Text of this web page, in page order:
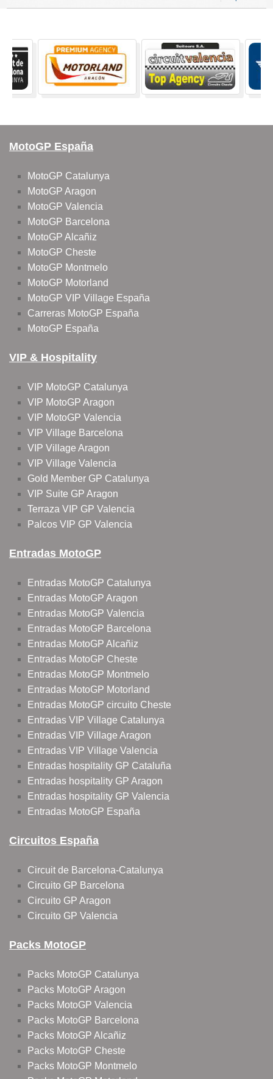
MotoGP España
MotoGP Catalunya
MotoGP Aragon
MotoGP Valencia
MotoGP Barcelona
MotoGP Alcañiz
MotoGP Cheste
MotoGP Montmelo
MotoGP Motorland
MotoGP VIP Village España
Carreras MotoGP España
MotoGP España
VIP & Hospitality
VIP MotoGP Catalunya
VIP MotoGP Aragon
VIP MotoGP Valencia
VIP Village Barcelona
VIP Village Aragon
VIP Village Valencia
Gold Member GP Catalunya
VIP Suite GP Aragon
Terraza VIP GP Valencia
Palcos VIP GP Valencia
Entradas MotoGP
Entradas MotoGP Catalunya
Entradas MotoGP Aragon
Entradas MotoGP Valencia
Entradas MotoGP Barcelona
Entradas MotoGP Alcañiz
Entradas MotoGP Cheste
Entradas MotoGP Montmelo
Entradas MotoGP Motorland
Entradas MotoGP circuito Cheste
Entradas VIP Village Catalunya
Entradas VIP Village Aragon
Entradas VIP Village Valencia
Entradas hospitality GP Cataluña
Entradas hospitality GP Aragon
Entradas hospitality GP Valencia
Entradas MotoGP España
Circuitos España
Circuit de Barcelona-Catalunya
Circuito GP Barcelona
Circuito GP Aragon
Circuito GP Valencia
Packs MotoGP
Packs MotoGP Catalunya
Packs MotoGP Aragon
Packs MotoGP Valencia
Packs MotoGP Barcelona
Packs MotoGP Alcañiz
Packs MotoGP Cheste
Packs MotoGP Montmelo